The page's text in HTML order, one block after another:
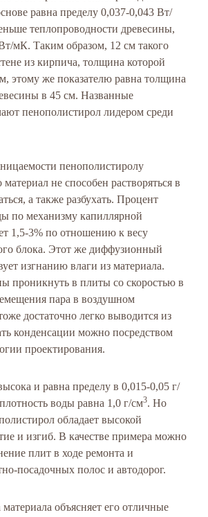
равна пределу 0,037-0,043 Вт/
теплопроводности древесины,
мК. Таким образом, 12 см такого
из кирпича, толщина которой
этому же показателю равна толщина
в 45 см. Названные
пенополистирол лидером среди
пенополистиролу
не способен растворяться в
а также разбухать. Процент
по механизму капиллярной
1,5-3% по отношению к весу
блока. Этот же диффузионный
изгнанию влаги из материала.
проникнуть в плиты со скоростью в
пара в воздушном
достаточно легко выводится из
конденсации можно посредством
проектирования.
и равна пределу в 0,015-0,05 г/
воды равна 1,0 г/см3. Но
обладает высокой
и изгиб. В качестве примера можно
плит в ходе ремонта и
посадочных полос и автодорог.
материала объясняет его отличные